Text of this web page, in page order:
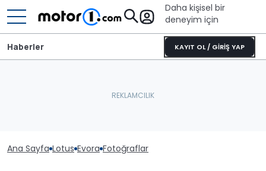
Daha kişisel bir
deneyim için
KAYIT OL / GİRİŞ YAP
Haberler
Ana Sayfa Lotus Evora Fotoğraflar